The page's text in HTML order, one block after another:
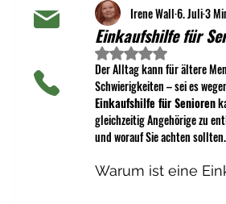
Wundversorgung & Therapie
Einkaufshilfe für
Irene Wall6. Juli3
Mit NaN von 5
Der Alltag kann für ältere
Schwierigkeiten – sei es
Einkaufshilfe für Senioren
gleichzeitig Angehörige zu
und worauf Sie achten sollten.
Warum ist eine